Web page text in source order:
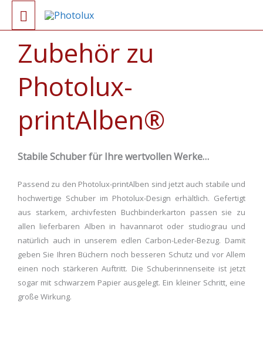
Inhalt
springen
Hauptmenü
Zubehör zu
Photolux-
printAlben®
Stabile Schuber für Ihre wertvollen Werke…
Passend zu den Photolux-printAlben sind jetzt auch stabile und
hochwertige Schuber im Photolux-Design erhältlich. Gefertigt
aus starkem, archivfesten Buchbinderkarton passen sie zu
allen lieferbaren Alben in havannarot oder studiograu und
natürlich auch in unserem edlen Carbon-Leder-Bezug. Damit
geben Sie Ihren Büchern noch besseren Schutz und vor Allem
einen noch stärkeren Auftritt. Die Schuberinnenseite ist jetzt
sogar mit schwarzem Papier ausgelegt. Ein kleiner Schritt, eine
große Wirkung.